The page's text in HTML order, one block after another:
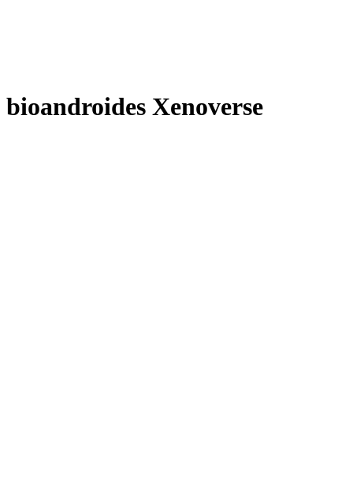
bioandroides Xenoverse